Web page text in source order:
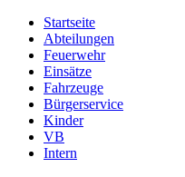
Startseite
Abteilungen
Feuerwehr
Einsätze
Fahrzeuge
Bürgerservice
Kinder
VB
Intern